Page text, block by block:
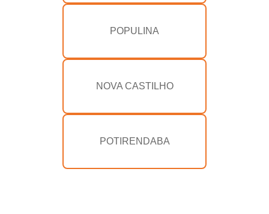
POPULINA
NOVA CASTILHO
POTIRENDABA